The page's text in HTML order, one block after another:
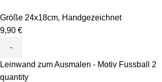
Größe 24x18cm, Handgezeichnet
9,90 €
Leinwand zum Ausmalen - Motiv Fussball 2
quantity